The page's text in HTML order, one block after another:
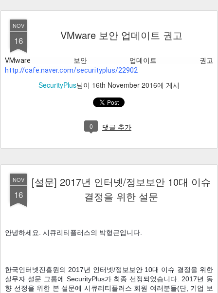
NOV
16 VMware 보안 업데이트 권고
http://cafe.naver.com/securityplus/22902
SecurityPlus님이 16th November 2016에 게시
0 댓글 추가
NOV
16
[설문] 2017년 인터넷/정보보안 10대 이슈
결정을 위한 설문
안녕하세요. 시큐리티플러스의 박형근입니다.
한국인터넷진흥원의 2017년 인터넷/정보보안 10대 이슈 결정을 위한
실무자 설문 그룹에 SecurityPlus가 최종 선정되었습니다. 2017년 동
향 선정을 위한 본 설문에 시큐리티플러스 회원 여러분들(단, 기업 보